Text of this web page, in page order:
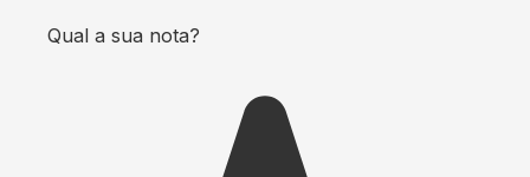
Qual a sua nota?